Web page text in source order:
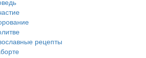
рецепты